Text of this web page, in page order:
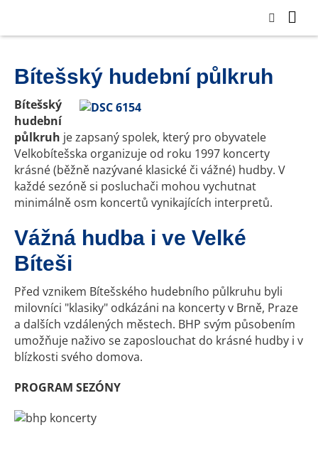
Bítešský hudební půlkruh
Bítešský
hudební
půlkruh je zapsaný spolek, který pro obyvatele
Velkobítešska organizuje od roku 1997 koncerty
krásné (běžně nazývané klasické či vážné) hudby. V
každé sezóně si posluchači mohou vychutnat
minimálně osm koncertů vynikajících interpretů.
Vážná hudba i ve Velké
Bíteši
Před vznikem Bítešského hudebního půlkruhu byli
milovníci "klasiky" odkázáni na koncerty v Brně, Praze
a dalších vzdálených městech. BHP svým působením
umožňuje naživo se zaposlouchat do krásné hudby i v
blízkosti svého domova.
PROGRAM SEZÓNY